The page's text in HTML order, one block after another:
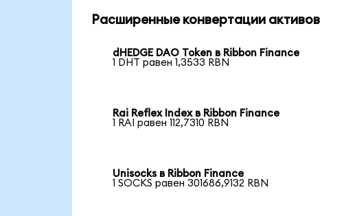
Расширенные конвертации активов
dHEDGE DAO Token в Ribbon Finance
1 DHT равен 1,3533 RBN
Rai Reflex Index в Ribbon Finance
1 RAI равен 112,7310 RBN
Unisocks в Ribbon Finance
1 SOCKS равен 301686,9132 RBN